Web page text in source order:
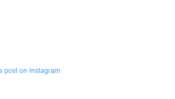
post on Instagram